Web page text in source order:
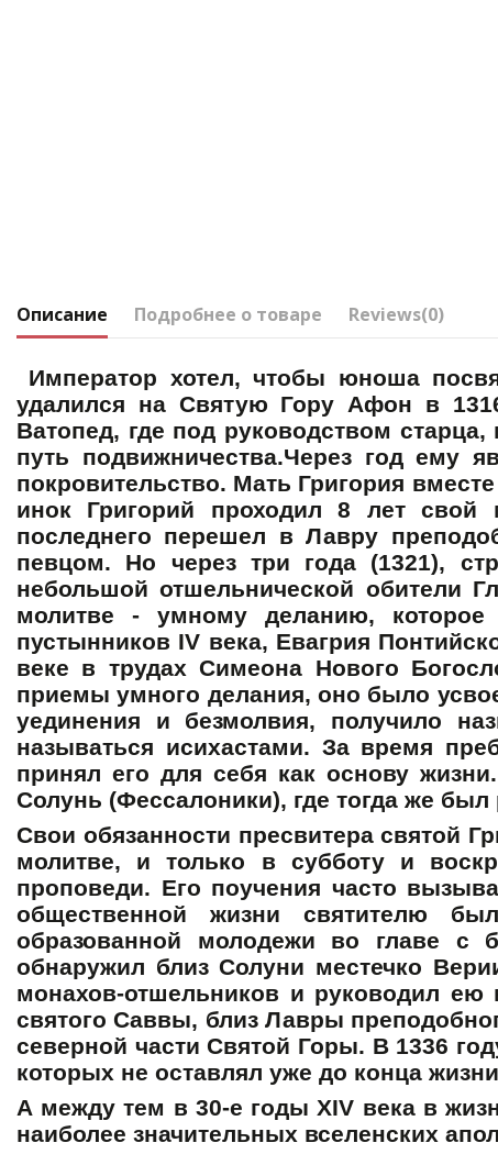
Описание Подробнее о товаре Reviews(0)
Император хотел, чтобы юноша
удалился на Святую Гору Афон в
Ватопед, где под руководством
путь подвижничества.Через год ему
покровительство. Мать Григория
инок Григорий проходил 8 лет
последнего перешел в Лавру
певцом. Но через три года (1321),
небольшой отшельнической обители
молитве - умному деланию, которое
пустынников IV века, Евагрия
веке в трудах Симеона Нового
приемы умного делания, оно было
уединения и безмолвия, получило
называться исихастами. За время
принял его для себя как основу
Солунь (Фессалоники), где тогда же
Свои обязанности пресвитера святой
молитве, и только в субботу и
проповеди. Его поучения часто
общественной жизни святителю
образованной молодежи во главе с
обнаружил близ Солуни местечко
монахов-отшельников и руководил ею
святого Саввы, близ Лавры
северной части Святой Горы. В 1336
которых не оставлял уже до конца
А между тем в 30-е годы XIV века в
наиболее значительных вселенских